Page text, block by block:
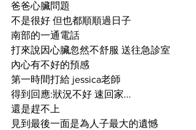
爸爸心臟問題
不是很好 但也都順順過日子
南部的一通電話
打來說因心臟忽然不舒服 送往急診室
內心有不好的預感
第一時間打給 jessica老師
得到回應:狀況不好 速回家...
還是趕不上
見到最後一面是為人子最大的遺憾